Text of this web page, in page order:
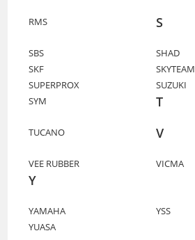
RMS S
SBS
SHAD
SKF
SKYTEAM
SUPERPROX
SUZUKI
SYM
T
TUCANO V
VEE RUBBER VICMA
Y
YAMAHA
YSS
YUASA